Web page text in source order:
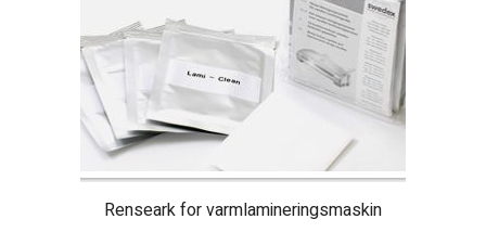
Renseark for varmlamineringsmaskin